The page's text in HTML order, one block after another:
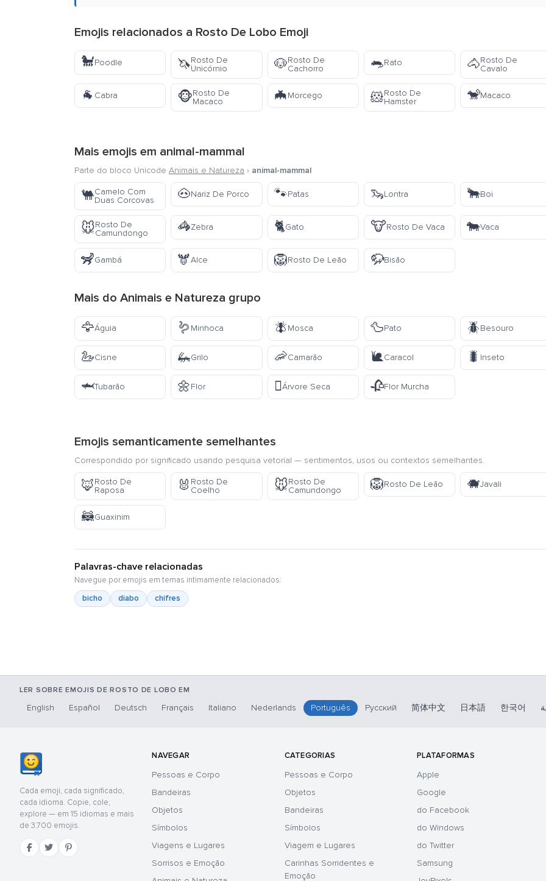
Emojis relacionados a Rosto De Lobo Emoji
🐩Poodle 🦄Rosto De
Unicórnio
🐶Rosto De
Cachorro
🐀Rato 🐴Rosto De
Cavalo
🐐 Cabra 🐵Rosto De
Macaco
🦇Morcego 🐹Rosto De
Hamster
🐒Macaco
Mais emojis em animal-mammal
Parte do bloco Unicode Animais e Natureza › animal-mammal
🐫Camelo Com
Duas Corcovas
🐽Nariz De Porco 🐾Patas 🦦Lontra 🐂Boi
🐭Rosto De
Camundongo
🦓Zebra 🐈Gato 🐮Rosto De Vaca 🐄Vaca
🦨Gambá 🫎Alce 🦁Rosto De Leão 🦬Bisão
Mais do Animais e Natureza grupo
🦅Águia 🪱 Minhoca 🪰Mosca 🦆Pato 🪲Besouro
🦢Cisne 🦗Grilo 🦐Camarão 🐌Caracol 🐛 Inseto
🦈Tubarão 🌼Flor 🪾Árvore Seca 🥀Flor Murcha
Emojis semanticamente semelhantes
Correspondido por significado usando pesquisa vetorial — sentimentos, usos ou contextos semelhantes.
🦊Rosto De
Raposa
🐰 Rosto De
Coelho
🐭Rosto De
Camundongo
🦁Rosto De Leão 🐗Javali
🦝Guaxinim
Palavras-chave relacionadas
Navegue por emojis em temas intimamente relacionados:
bicho
diabo chifres
LER SOBRE EMOJIS DE ROSTO DE LOBO EM
English Español Deutsch Français Italiano Nederlands Português Русский 简体中文 日本語 한국어
Cada emoji, cada significado,
cada idioma. Copie, cole,
explore — em 15 idiomas e mais
de 3.700 emojis.
NAVEGAR
Pessoas e Corpo
Bandeiras
Objetos
Símbolos
Viagens e Lugares
Sorrisos e Emoção
CATEGORIAS
Pessoas e Corpo
Objetos
Bandeiras
Símbolos
Viagem e Lugares
Carinhas Sorridentes e
Emoção
PLATAFORMAS
Apple
Google
do Facebook
do Windows
do Twitter
Samsung